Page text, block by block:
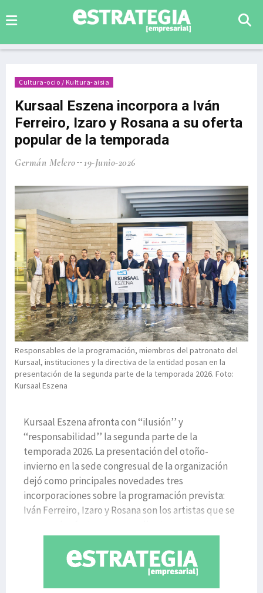
Cultura-ocio / Kultura-aisia
Kursaal Eszena incorpora a Iván
Ferreiro, Izaro y Rosana a su oferta
popular de la temporada
Germán Melero 19-Junio-2026
Responsables de la programación, miembros del patronato del
Kursaal, instituciones y la directiva de la entidad posan en la
presentación de la segunda parte de la temporada 2026. Foto:
Kursaal Eszena
Kursaal Eszena afronta con ‘‘ilusión’’ y
‘‘responsabilidad’’ la segunda parte de la
temporada 2026. La presentación del otoño-
invierno en la sede congresual de la organización
dejó como principales novedades tres
incorporaciones sobre la programación prevista:
Iván Ferreiro, Izaro y Rosana son los artistas que se